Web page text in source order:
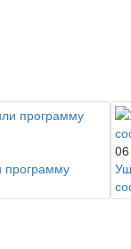
программу